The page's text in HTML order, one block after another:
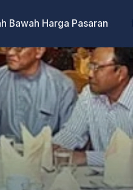
Bawah Harga Pasaran